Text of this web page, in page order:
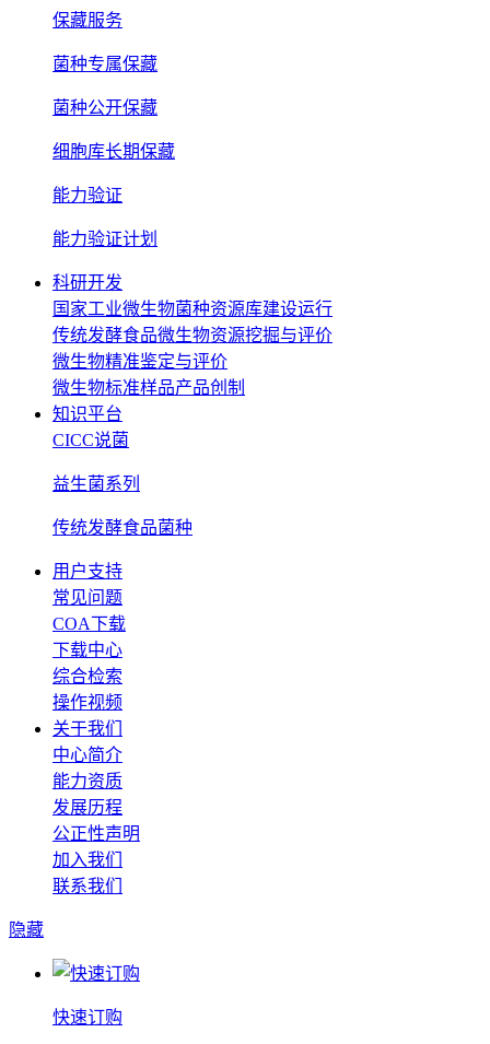
保藏服务
菌种专属保藏
菌种公开保藏
细胞库长期保藏
能力验证
能力验证计划
科研开发
国家工业微生物菌种资源库建设运行
传统发酵食品微生物资源挖掘与评价
微生物精准鉴定与评价
微生物标准样品产品创制
知识平台
CICC说菌
益生菌系列
传统发酵食品菌种
用户支持
常见问题
COA下载
下载中心
综合检索
操作视频
关于我们
中心简介
能力资质
发展历程
公正性声明
加入我们
联系我们
隐藏
快速订购